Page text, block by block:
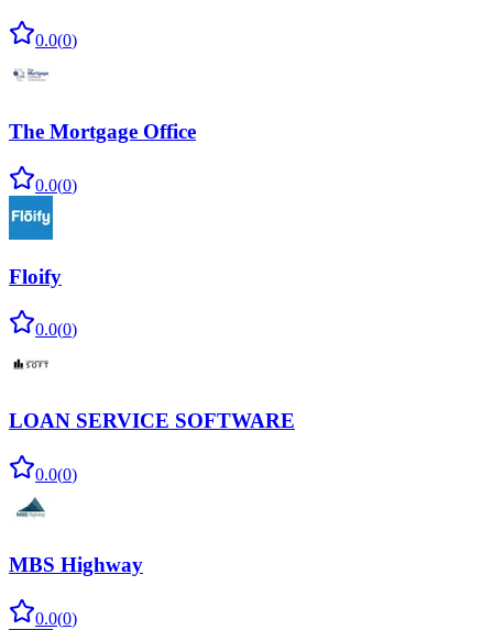
0.0(0)
The Mortgage Office
0.0(0)
Floify
0.0(0)
LOAN SERVICE SOFTWARE
0.0(0)
MBS Highway
0.0(0)